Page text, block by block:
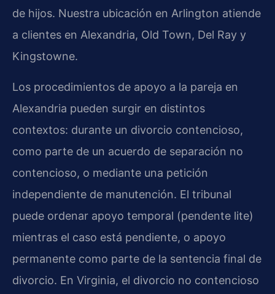
de hijos. Nuestra ubicación en Arlington atiende
a clientes en Alexandria, Old Town, Del Ray y
Kingstowne.
Los procedimientos de apoyo a la pareja en
Alexandria pueden surgir en distintos
contextos: durante un divorcio contencioso,
como parte de un acuerdo de separación no
contencioso, o mediante una petición
independiente de manutención. El tribunal
puede ordenar apoyo temporal (pendente lite)
mientras el caso está pendiente, o apoyo
permanente como parte de la sentencia final de
divorcio. En Virginia, el divorcio no contencioso